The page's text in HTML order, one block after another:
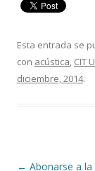
Esta entrada se
con acústica CIT
diciembre, 2014.
Navegación
← Abonarse a